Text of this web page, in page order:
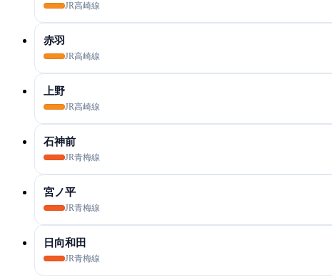
JR高崎線
赤羽
JR高崎線
上野
JR高崎線
石神前
JR青梅線
宮ノ平
JR青梅線
日向和田
JR青梅線